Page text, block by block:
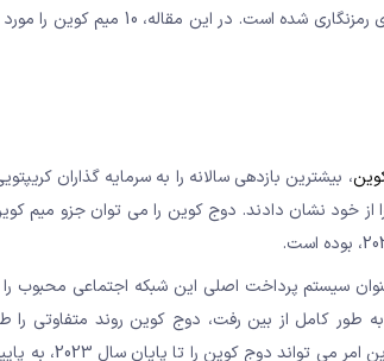
کرد. چراکه ریسک پذیری در حوزه میم کوین ها
، بیشترین بازدهی سالانه را به سرمایه گذاران
را از خود نشان دادند. دوج کوین را می توان جزو
سیستم پرداخت اصلی این شبکه اجتماعی محبوب
طور کامل از بین رفت، دوج کوین روند متفاوتی